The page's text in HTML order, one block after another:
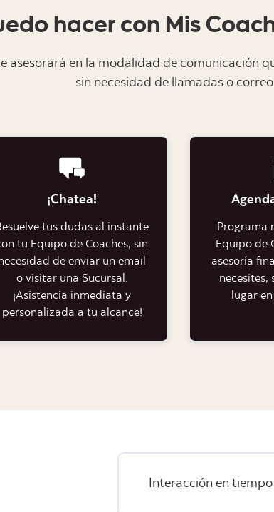
hacer con Mis
asesorará en la modalidad de comunicación
sin necesidad de llamadas o
¡Chatea!
tus dudas al instante
tu Equipo de Coaches, sin
de enviar un email
o visitar una Sucursal.
¡Asistencia inmediata y
personalizada a tu alcance!
Programa
Equipo de
asesoría
necesites,
lugar
Interacción en tiempo